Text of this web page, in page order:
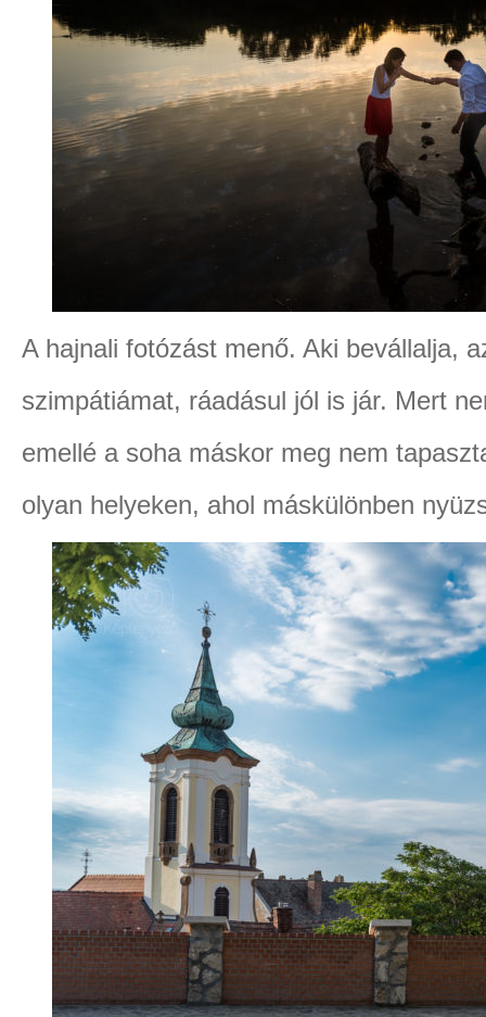
A hajnali fotózást menő. Aki bevállalja,
szimpátiámat, ráadásul jól is jár. Mert
emellé a soha máskor meg nem
olyan helyeken, ahol máskülönben